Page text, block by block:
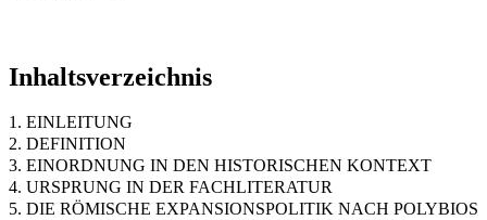
Inhaltsverzeichnis
1. EINLEITUNG
2. DEFINITION
3. EINORDNUNG IN DEN HISTORISCHEN KONTEXT
4. URSPRUNG IN DER FACHLITERATUR
5. DIE RÖMISCHE EXPANSIONSPOLITIK NACH POLYBIOS